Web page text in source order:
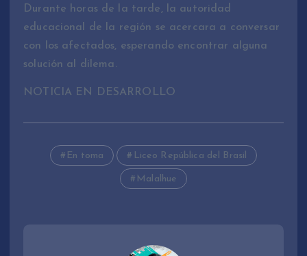
Durante horas de la tarde, la autoridad
educacional de la región se acercara a conversar
con los afectados, esperando encontrar alguna
solución al dilema.
NOTICIA EN DESARROLLO
En toma Liceo República del Brasil
Malalhue